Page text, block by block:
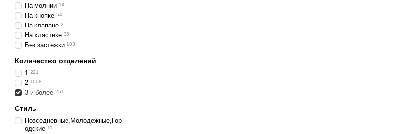
На молнии 14
На кнопке 54
На клапане 2
На хлястике 36
Без застежки 183
Количество отделений
1 221
2 1008
3 и более 251
Стиль
Повседневные,Молодежные,Гор
одские 11